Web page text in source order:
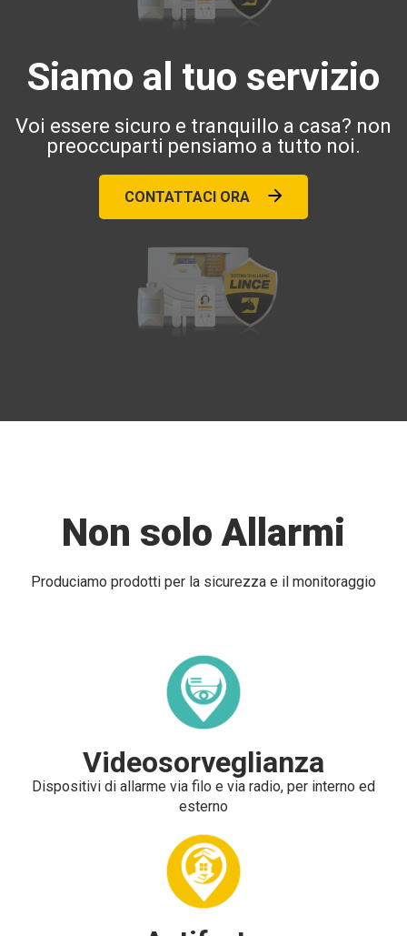
Siamo al tuo servizio
Voi essere sicuro e tranquillo a casa? non
preoccuparti pensiamo a tutto noi.
CONTATTACI ORA
Non solo Allarmi
Produciamo prodotti per la sicurezza e il monitoraggio
Videosorveglianza
Dispositivi di allarme via filo e via radio, per interno ed
esterno